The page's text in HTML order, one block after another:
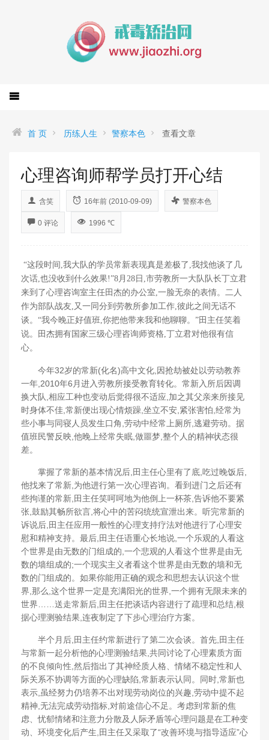
首 页 历练人生 警察本色 查看文章
心理咨询师帮学员打开心结
含笑 16年前 (2010-09-09) 警察本色
0 评论 1996 ℃
“这段时间,我大队的学员常新表现真是差极了,我找他谈了几
次话,也没收到什么效果!”8月28日,市劳教所一大队队长丁立君
来到了心理咨询室主任田杰的办公室,一脸无奈的表情。二人
作为部队战友,又一同分到劳教所参加工作,彼此之间无话不
谈。“我今晚正好值班,你把他带来我和他聊聊。”田主任笑着
说。田杰拥有国家三级心理咨询师资格,丁立君对他很有信
心。
今年32岁的常新(化名)高中文化,因抢劫被处以劳动教养
一年,2010年6月进入劳教所接受教育转化。常新入所后因调
换大队,相应工种也变动后觉得很不适应,加之其父亲来所接见
时身体不佳,常新便出现心情烦躁,坐立不安,紧张害怕,经常为
些小事与同寝人员发生口角,劳动中经常上厕所,逃避劳动。据
值班民警反映,他晚上经常失眠,做噩梦,整个人的精神状态很
差。
掌握了常新的基本情况后,田主任心里有了底,吃过晚饭后,
他找来了常新,为他进行第一次心理咨询。看到进门之后还有
些拘谨的常新,田主任笑呵呵地为他倒上一杯茶,告诉他不要紧
张,鼓励其畅所欲言,将心中的苦闷统统宣泄出来。听完常新的
诉说后,田主任应用一般性的心理支持疗法对他进行了心理安
慰和精神支持。最后,田主任语重心长地说,一个乐观的人看这
个世界是由无数的门组成的,一个悲观的人看这个世界是由无
数的墙组成的;一个现实主义者看这个世界是由无数的墙和无
数的门组成的。如果你能用正确的观念和思想去认识这个世
界,那么,这个世界一定是充满阳光的世界,一个拥有无限未来的
世界……送走常新后,田主任把谈话内容进行了疏理和总结,根
据心理测验结果,连夜制定了下步心理治疗方案。
半个月后,田主任约常新进行了第二次会谈。首先,田主任
与常新一起分析他的心理测验结果,共同讨论了心理素质方面
的不良倾向性,然后指出了其神经质人格、情绪不稳定性和人
际关系不协调等方面的心理缺陷,常新表示认同。同时,常新也
表示,虽经努力仍培养不出对现劳动岗位的兴趣,劳动中提不起
精神,无法完成劳动指标,对前途信心不足。考虑到常新的焦
虑、忧郁情绪和注意力分散及人际矛盾等心理问题是在工种变
动、环境变化后产生,田主任又采取了“改善环境与指导适应”心